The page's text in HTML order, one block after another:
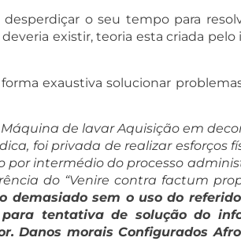
o seu tempo para
existir, teoria esta criada
exaustiva solucionar
Máquina de lavar Aquisição em
foi privada de realizar esforços
intermédio do processo
do “Venire contra factum
demasiado sem o uso do
tentativa de solução do
Danos morais Configurados